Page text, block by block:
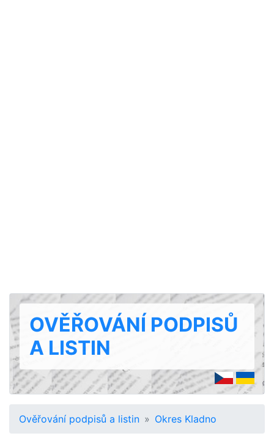
OVĚŘOVÁNÍ PODPISŮ
A LISTIN
Ověřování podpisů a listin Okres Kladno